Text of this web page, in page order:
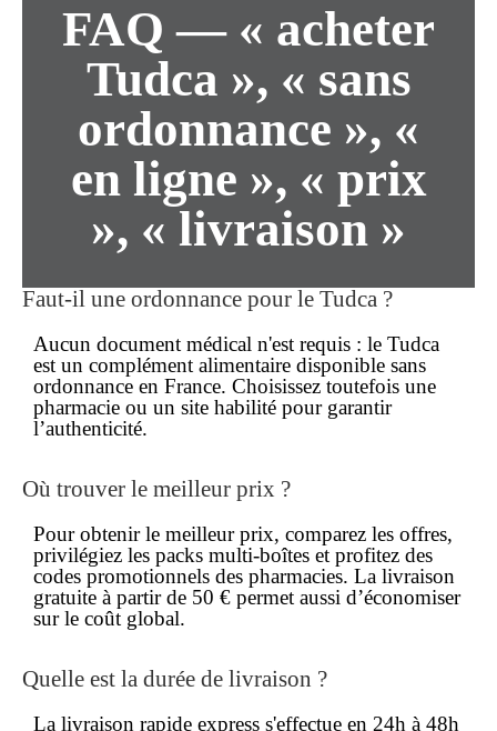
FAQ — « acheter
Tudca », « sans
ordonnance », «
en ligne », « prix
», « livraison »
Faut-il une ordonnance pour le Tudca ?
Aucun document médical n'est requis : le Tudca
est un complément alimentaire disponible sans
ordonnance en France. Choisissez toutefois une
pharmacie ou un site habilité pour garantir
l’authenticité.
Où trouver le meilleur prix ?
Pour obtenir le meilleur prix, comparez les offres,
privilégiez les packs multi-boîtes et profitez des
codes promotionnels des pharmacies. La livraison
gratuite à partir de 50 € permet aussi d’économiser
sur le coût global.
Quelle est la durée de livraison ?
La livraison rapide express s'effectue en 24h à 48h